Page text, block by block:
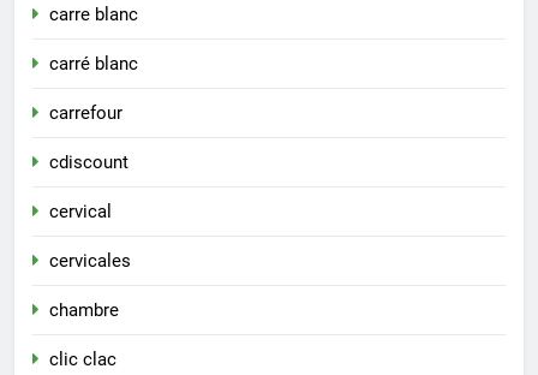
carre blanc
carré blanc
carrefour
cdiscount
cervical
cervicales
chambre
clic clac